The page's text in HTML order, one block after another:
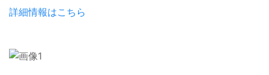
詳細情報はこちら